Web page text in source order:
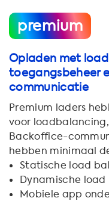
premium
Opladen met
toegangsbeheer
communicatie
Premium laders
voor
Backoffice-
hebben minimaal
Statische load
Dynamische
Mobiele app